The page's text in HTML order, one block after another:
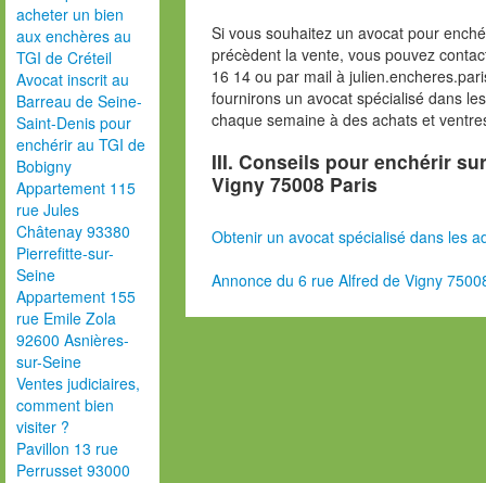
acheter un bien
aux enchères au
TGI de Créteil
Avocat inscrit au
Barreau de Seine-
Saint-Denis pour
enchérir au TGI de
Bobigny
Appartement 115
rue Jules
Châtenay 93380
Pierrefitte-sur-
Seine
Appartement 155
rue Emile Zola
92600 Asnières-
sur-Seine
Ventes judiciaires,
comment bien
visiter ?
Pavillon 13 rue
Perrusset 93000
Si vous souhaitez un avocat pour
précèdent la vente, vous pouvez
16 14 ou par mail à
fournirons un avocat spécialisé dans
chaque semaine à des achats et
III. Conseils pour enchérir
Vigny 75008 Paris
Obtenir un avocat spécialisé dans les
Annonce du 6 rue Alfred de Vigny